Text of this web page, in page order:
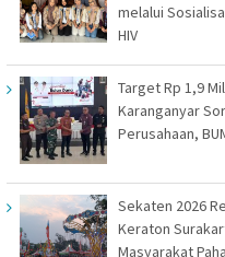
melalui
HIV
Target Rp 1,9
Karanganyar
Perusahaan,
Sekaten 2026
Keraton
Masyarakat